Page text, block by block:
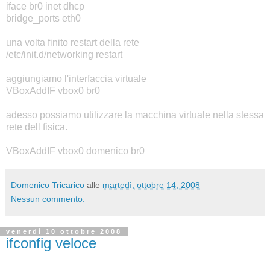
iface br0 inet dhcp
bridge_ports eth0
una volta finito restart della rete
/etc/init.d/networking restart
aggiungiamo l'interfaccia virtuale
VBoxAddIF vbox0 br0
adesso possiamo utilizzare la macchina virtuale nella stessa
rete dell fisica.
VBoxAddIF vbox0 domenico br0
Domenico Tricarico alle martedì, ottobre 14, 2008
Nessun commento:
venerdì 10 ottobre 2008
ifconfig veloce